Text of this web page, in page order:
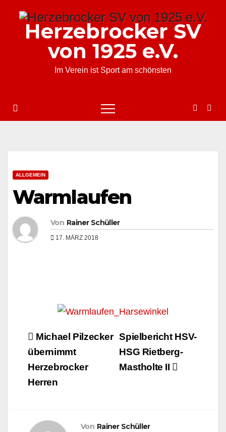
springenHerzebrocker SV
von 1925 e.V.
Im Verein ist Sport am schönsten
ALLGEMEIN
Warmlaufen
Von Rainer Schüller
17. MÄRZ 2018
Beitragsnavigation
Spielbericht HSV-
HSG Rietberg-
Mastholte II
Michael Pilzecker
übernimmt
Herzebrocker
Herren
Von Rainer Schüller